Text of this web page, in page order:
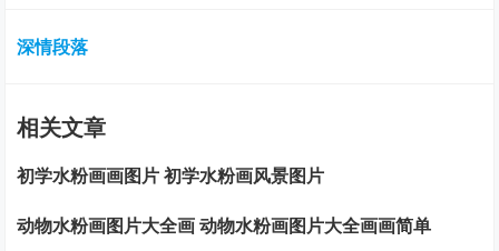
深情段落
相关文章
初学水粉画画图片 初学水粉画风景图片
动物水粉画图片大全画 动物水粉画图片大全画画简单